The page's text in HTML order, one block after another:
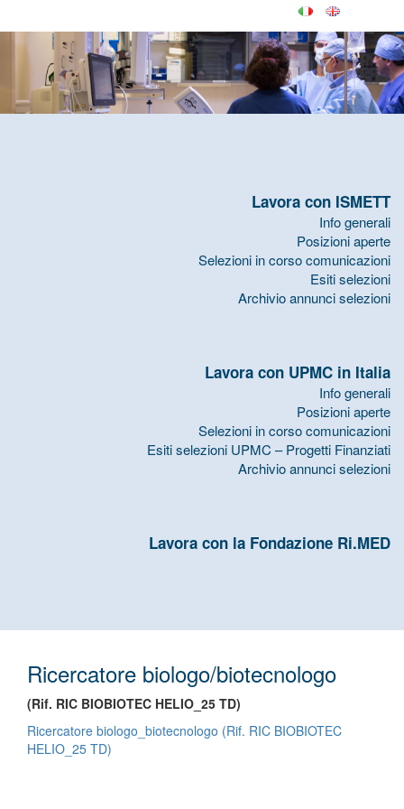
Lavora con ISMETT
Info generali
Posizioni aperte
Selezioni in corso comunicazioni
Esiti selezioni
Archivio annunci selezioni
Lavora con UPMC in Italia
Info generali
Posizioni aperte
Selezioni in corso comunicazioni
Esiti selezioni UPMC – Progetti Finanziati
Archivio annunci selezioni
Lavora con la Fondazione Ri.MED
Ricercatore biologo/biotecnologo
(Rif. RIC BIOBIOTEC HELIO_25 TD)
Ricercatore biologo_biotecnologo (Rif. RIC BIOBIOTEC
HELIO_25 TD)